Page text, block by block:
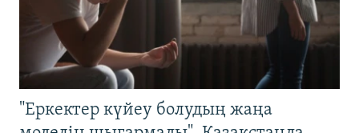
"Еркектер күйеу болудың жаңа